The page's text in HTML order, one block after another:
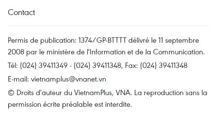
Contact
Permis de publication: 1374/GP-BTTTT délivré le 11 septembre
2008 par le ministère de l'Information et de la Communication.
Tél: (024) 39411349 - (024) 39411348, Fax: (024) 39411348
E-mail: vietnamplus@vnanet.vn
© Droits d'auteur du VietnamPlus, VNA. La reproduction sans la
permission écrite préalable est interdite.